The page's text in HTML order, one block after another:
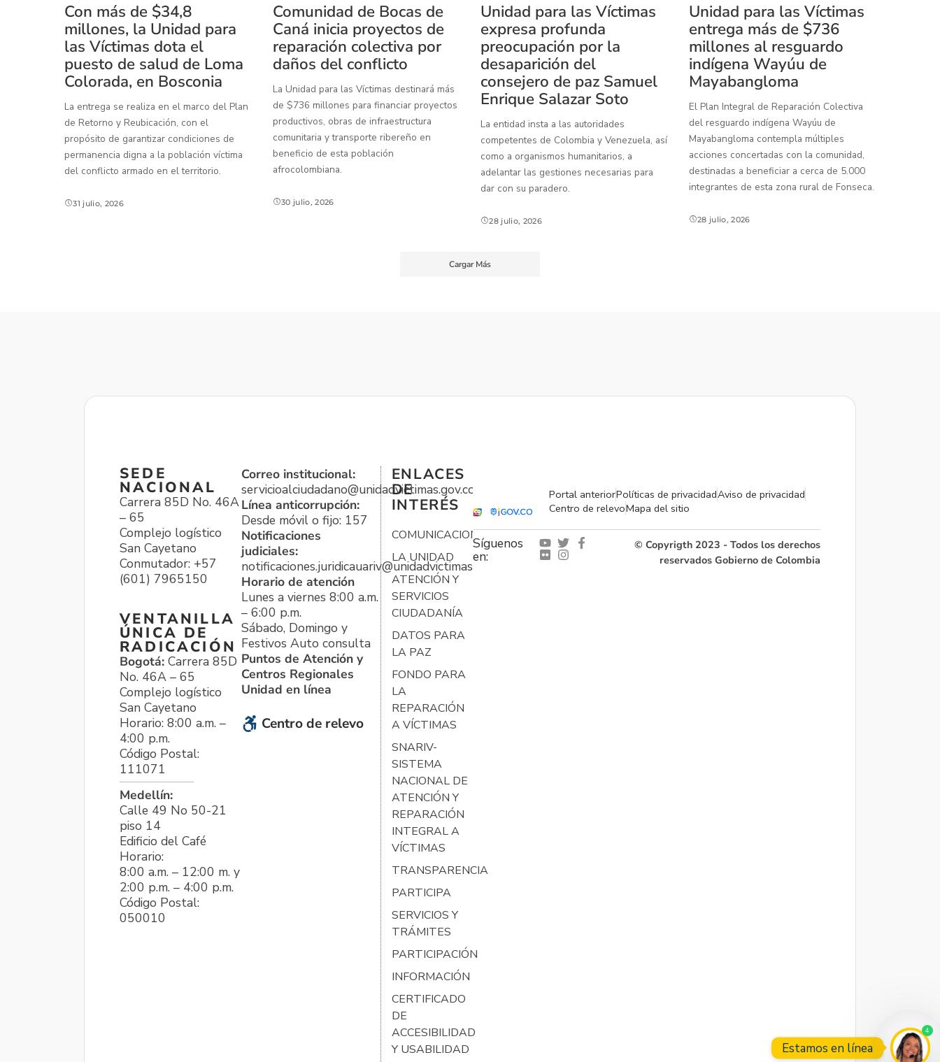
Con más de $34,8
millones, la Unidad para
las Víctimas dota el
puesto de salud de Loma
Colorada, en Bosconia
La entrega se realiza en el marco del Plan
de Retorno y Reubicación, con el
propósito de garantizar condiciones de
permanencia digna a la población víctima
del conflicto armado en el territorio.
31 julio, 2026
Comunidad de Bocas de
Caná inicia proyectos de
reparación colectiva por
daños del conflicto
La Unidad para las Víctimas destinará más
de $736 millones para financiar proyectos
productivos, obras de infraestructura
comunitaria y transporte ribereño en
beneficio de esta población
afrocolombiana.
30 julio, 2026
Unidad para las Víctimas
expresa profunda
preocupación por la
desaparición del
consejero de paz Samuel
Enrique Salazar Soto
La entidad insta a las autoridades
competentes de Colombia y Venezuela, así
como a organismos humanitarios, a
adelantar las gestiones necesarias para
dar con su paradero.
28 julio, 2026
Unidad para las Víctimas
entrega más de $736
millones al resguardo
indígena Wayúu de
Mayabangloma
El Plan Integral de Reparación Colectiva
del resguardo indígena Wayúu de
Mayabangloma contempla múltiples
acciones concertadas con la comunidad,
destinadas a beneficiar a cerca de 5.000
integrantes de esta zona rural de Fonseca.
28 julio, 2026
Cargar Más
SEDE
NACIONAL
Carrera 85D No. 46A
– 65
Complejo logístico
San Cayetano
Conmutador: +57
(601) 7965150
VENTANILLA
ÚNICA DE
RADICACIÓN
Bogotá: Carrera 85D
No. 46A – 65
Complejo logístico
San Cayetano
Horario: 8:00 a.m. –
4:00 p.m.
Código Postal:
111071
Medellín:
Calle 49 No 50-21
piso 14
Edificio del Café
Horario:
8:00 a.m. – 12:00 m. y
2:00 p.m. – 4:00 p.m.
Código Postal:
050010
Correo institucional:
servicioalciudadano@unidadvictimas.gov.co
Línea anticorrupción:
Desde móvil o fijo: 157
Notificaciones
judiciales:
notificaciones.juridicauariv@unidadvictimas.gov.co
Horario de atención
Lunes a viernes 8:00 a.m.
– 6:00 p.m.
Sábado, Domingo y
Festivos Auto consulta
Puntos de Atención y
Centros Regionales
Unidad en línea
Centro de relevo
ENLACES
DE
INTERÉS
COMUNICACIONES
LA UNIDAD
ATENCIÓN Y
SERVICIOS
CIUDADANÍA
DATOS PARA
LA PAZ
FONDO PARA
LA
REPARACIÓN
A VÍCTIMAS
SNARIV-
SISTEMA
NACIONAL DE
ATENCIÓN Y
REPARACIÓN
INTEGRAL A
VÍCTIMAS
TRANSPARENCIA
PARTICIPA
SERVICIOS Y
TRÁMITES
PARTICIPACIÓN
INFORMACIÓN
CERTIFICADO
DE
ACCESIBILIDAD
Y USABILIDAD
Portal anteriorPolíticas de privacidadAviso de privacidad
Centro de relevoMapa del sitio
Síguenos
en:
© Copyrigth 2023 - Todos los derechos
reservados Gobierno de Colombia
Estamos en línea
4